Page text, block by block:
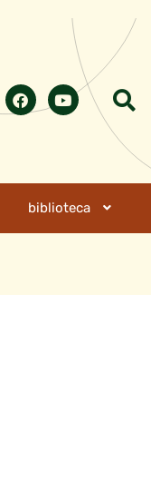
biblioteca